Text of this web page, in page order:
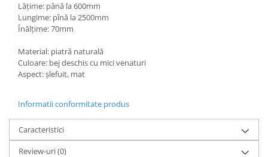
Lățime: până la 600mm
Lungime: pînă la 2500mm
Înălțime: 70mm
Material: piatră naturală
Culoare: bej deschis cu mici venaturi
Aspect: șlefuit, mat
Informatii conformitate produs
Caracteristici
Review-uri(0)